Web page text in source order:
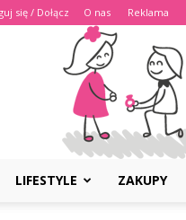
się / Dołącz O nas Reklama
LIFESTYLE ZAKUPY